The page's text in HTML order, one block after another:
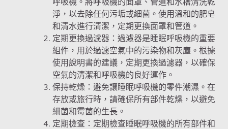
淨，以去除任何污垢或細菌。使用溫和的肥皂
和清水進行清潔，定期更換面罩和管道。
定期更換過濾器：過濾器是睡眠呼吸機的重要
組件，用於過濾空氣中的污染物和灰塵。根據
使用說明書的建議，定期更換過濾器，以確保
空氣的清潔和呼吸機的良好運作。
保持乾燥：避免讓睡眠呼吸機的零件潮濕。在
存放或旅行時，請確保所有部件乾燥，以避免
細菌和霉菌的生長。
定期檢查：定期檢查睡眠呼吸機的所有部件和